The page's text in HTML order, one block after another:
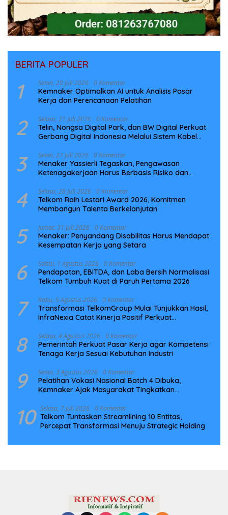
BERITA POPULER
1 Senin, 20 Juli 2026 0 Komentar
Kemnaker Optimalkan AI untuk Analisis Pasar
Kerja dan Perencanaan Pelatihan
2 Selasa, 21 Juli 2026 0 Komentar
Telin, Nongsa Digital Park, dan BW Digital Perkuat
Gerbang Digital Indonesia Melalui Sistem Kabel
3 Senin, 27 Juli 2026 0 Komentar
Menaker Yassierli Tegaskan, Pengawasan
Ketenagakerjaan Harus Berbasis Risiko dan
4 Selasa, 28 Juli 2026 0 Komentar
Telkom Raih Lestari Award 2026, Komitmen
Membangun Talenta Berkelanjutan
5 Jumat, 31 Juli 2026 0 Komentar
Menaker: Penyandang Disabilitas Harus Mendapat
Kesempatan Kerja yang Setara
6 Sabtu, 1 Agustus 2026 0 Komentar
Pendapatan, EBITDA, dan Laba Bersih Normalisasi
Telkom Tumbuh Kuat di Paruh Pertama 2026
7 Rabu, 5 Agustus 2026 0 Komentar
Transformasi TelkomGroup Mulai Tunjukkan Hasil,
InfraNexia Catat Kinerja Positif Perkuat
8 Selasa, 4 Agustus 2026 0 Komentar
Pemerintah Perkuat Pasar Kerja agar Kompetensi
Tenaga Kerja Sesuai Kebutuhan Industri
9 Senin, 3 Agustus 2026 0 Komentar
Pelatihan Vokasi Nasional Batch 4 Dibuka,
Kemnaker Ajak Masyarakat Tingkatkan
10 Selasa, 7 Juli 2026 0 Komentar
Telkom Tuntaskan Streamlining 10 Entitas,
Percepat Transformasi Menuju Strategic Holding